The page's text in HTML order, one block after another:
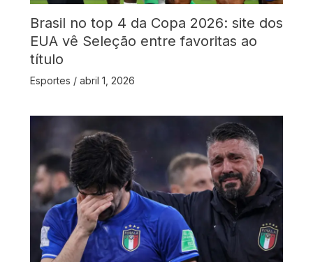
Brasil no top 4 da Copa 2026: site dos
EUA vê Seleção entre favoritas ao
título
Esportes / abril 1, 2026